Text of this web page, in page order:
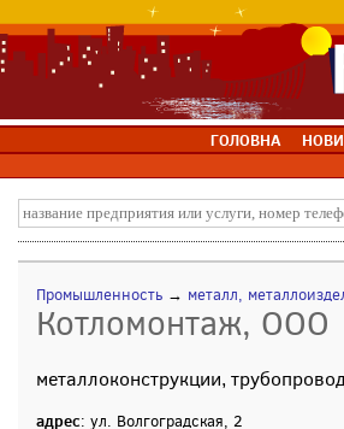
ГОЛОВНА
Промышленность → металл,
Котломонтаж, ООО
металлоконструкции,
адрес: ул. Волгоградская, 2